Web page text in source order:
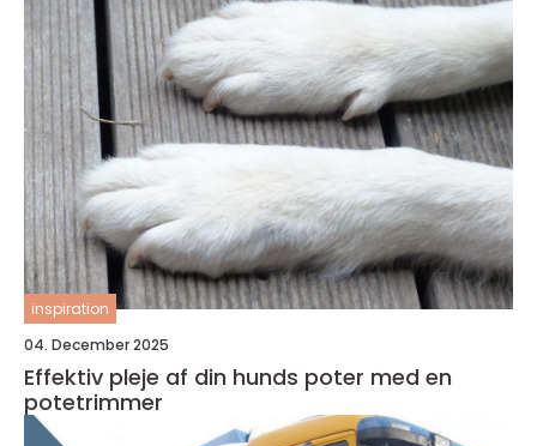
inspiration
04. December 2025
Effektiv pleje af din hunds poter med en
potetrimmer